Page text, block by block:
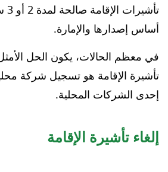
أساس إصدارها والإمارة.
في معظم الحالات، يكون الحل
تأشيرة الإقامة هو تسجيل شركة
إحدى الشركات المحلية.
إلغاء تأشيرة الإقامة